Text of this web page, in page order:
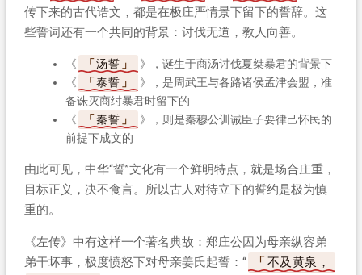
传下来的古代诰文，都是在极庄严情景下留下的誓辞。这
些誓词还有一个共同的背景：讨伐无道，教人向善。
《 汤誓
》，诞生于商汤讨伐夏桀暴君的背景下
《
泰誓
》，是周武王与各路诸侯孟津会盟，准
备诛灭商纣暴君时留下的
《
秦誓
》，则是秦穆公训诫臣子要律己怀民的
前提下成文的
由此可见，中华“誓”文化有一个鲜明特点，就是场合庄重，
目标正义，决不食言。所以古人对待立下的誓约是极为慎
重的。
《左传》中有这样一个著名典故：郑庄公因为母亲纵容弟
弟干坏事，极度愤怒下对母亲姜氏起誓：“
不及黄泉，